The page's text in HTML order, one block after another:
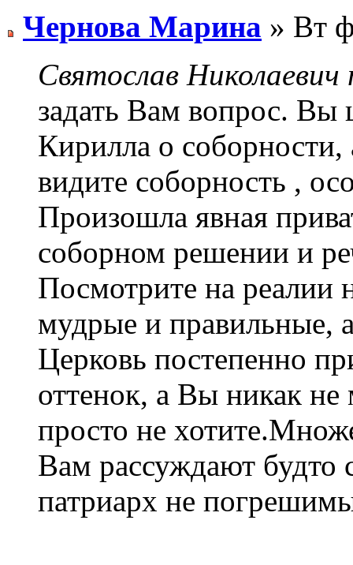
Чернова Марина » Вт
Святослав Николаевич
задать Вам вопрос. Вы
Кирилла о
видите соборность ,
Произошла явная
соборном решении и
Посмотрите на реалии
мудрые и правильные,
Церковь постепенно
оттенок, а Вы никак не
просто не
Вам рассуждают будто
патриарх не